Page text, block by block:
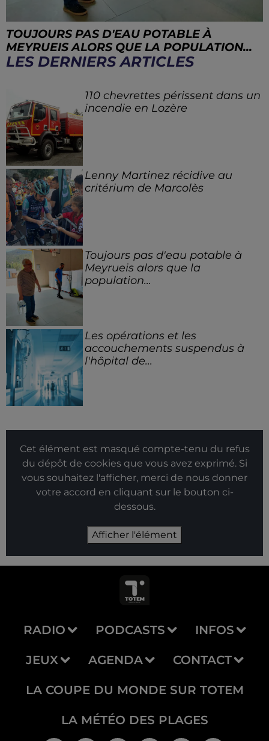
TOUJOURS PAS D'EAU POTABLE À
MEYRUEIS ALORS QUE LA POPULATION...
LES DERNIERS ARTICLES
110 chevrettes périssent dans un
incendie en Lozère
Lenny Martinez récidive au
critérium de Marcolès
Toujours pas d'eau potable à
Meyrueis alors que la
population...
Les opérations et les
accouchements suspendus à
l'hôpital de...
Cet élément est masqué compte-tenu du refus
du dépôt de cookies que vous avez exprimé. Si
vous souhaitez l'afficher, merci de nous donner
votre accord en cliquant sur le bouton ci-
dessous.
Afficher l'élément
RADIO PODCASTS INFOS
JEUX AGENDA CONTACT
LA COUPE DU MONDE SUR TOTEM
LA MÉTÉO DES PLAGES